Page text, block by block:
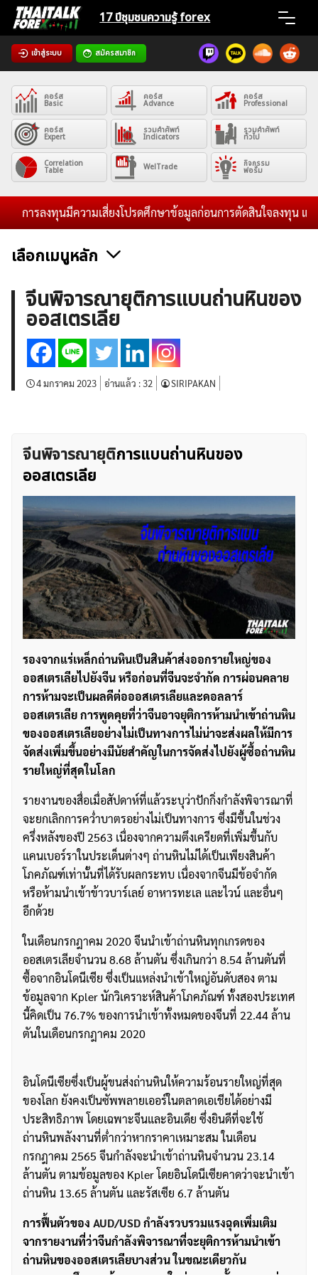
Skip
content
17 ปีชุมชนความรู้ forex
เข้าสู่ระบบ สมัครสมาชิก
Home
News
Articles
VPS Register
ค้นหา
สำหรับ:
คอร์ส
Basic
คอร์ส
Advance
คอร์ส
Professional
คอร์ส
Expert
รวมคำศัพท์
Indicators
รวมคำศัพท์
ทั่วไป
Correlation
Table WelTrade กิจกรรม
ฟอรั่ม
การลงทุนมีความเสี่ยงโปรดศึกษาข้อมูลก่อนการตัดสินใจลงทุน และไ
เลือกเมนูหลัก
ข่าวฟอเร็กซ์และสกุลเงิน คริปโตเคอร์เรนซี
ฟรีซิกแนล รายวัน
บทวิเคราะห์
เศรษฐกิจทั่วไป
สินค้าโภคภัณฑ์
โบรกเกอร์ FX
โปรโมชั่น Forex
กองทุน Forex
ฟรี EA
จีนพิจารณายุติการแบนถ่านหินของ
ออสเตรเลีย
4 มกราคม 2023 อ่านแล้ว :32 SIRIPAKAN
จีนพิจารณายุติการแบนถ่านหินของ
ออสเตรเลีย
รองจากแร่เหล็กถ่านหินเป็นสินค้าส่งออกรายใหญ่ของ
ออสเตรเลียไปยังจีน หรือก่อนที่จีนจะจำกัด การผ่อนคลาย
การห้ามจะเป็นผลดีต่อออสเตรเลียและดอลลาร์
ออสเตรเลีย การพูดคุยที่ว่าจีนอาจยุติการห้ามนำเข้าถ่านหิน
ของออสเตรเลียอย่างไม่เป็นทางการไม่น่าจะส่งผลให้มีการ
จัดส่งเพิ่มขึ้นอย่างมีนัยสำคัญในการจัดส่งไปยังผู้ซื้อถ่านหิน
รายใหญ่ที่สุดในโลก
รายงานของสื่อเมื่อสัปดาห์ที่แล้วระบุว่าปักกิ่งกำลังพิจารณาที่
จะยกเลิกการคว่ำบาตรอย่างไม่เป็นทางการ ซึ่งมีขึ้นในช่วง
ครึ่งหลังของปี 2563 เนื่องจากความตึงเครียดที่เพิ่มขึ้นกับ
แคนเบอร์ราในประเด็นต่างๆ ถ่านหินไม่ได้เป็นเพียงสินค้า
โภคภัณฑ์เท่านั้นที่ได้รับผลกระทบ เนื่องจากจีนมีข้อจำกัด
หรือห้ามนำเข้าข้าวบาร์เลย์ อาหารทะเล และไวน์ และอื่นๆ
อีกด้วย
ในเดือนกรกฎาคม 2020 จีนนำเข้าถ่านหินทุกเกรดของ
ออสเตรเลียจำนวน 8.68 ล้านตัน ซึ่งเกินกว่า 8.54 ล้านตันที่
ซื้อจากอินโดนีเซีย ซึ่งเป็นแหล่งนำเข้าใหญ่อันดับสอง ตาม
ข้อมูลจาก Kpler นักวิเคราะห์สินค้าโภคภัณฑ์ ทั้งสองประเทศ
นี้คิดเป็น 76.7% ของการนำเข้าทั้งหมดของจีนที่ 22.44 ล้าน
ตันในเดือนกรกฎาคม 2020
อินโดนีเซียซึ่งเป็นผู้ขนส่งถ่านหินให้ความร้อนรายใหญ่ที่สุด
ของโลก ยังคงเป็นซัพพลายเออร์ในตลาดเอเชียได้อย่างมี
ประสิทธิภาพ โดยเฉพาะจีนและอินเดีย ซึ่งยินดีที่จะใช้
ถ่านหินพลังงานที่ต่ำกว่าหากราคาเหมาะสม ในเดือน
กรกฎาคม 2565 จีนกำลังจะนำเข้าถ่านหินจำนวน 23.14
ล้านตัน ตามข้อมูลของ Kpler โดยอินโดนีเซียคาดว่าจะนำเข้า
ถ่านหิน 13.65 ล้านตัน และรัสเซีย 6.7 ล้านตัน
การฟื้นตัวของ AUD/USDกำลังรวบรวมแรงฉุดเพิ่มเติม
จากรายงานที่ว่าจีนกำลังพิจารณาที่จะยุติการห้ามนำเข้า
ถ่านหินของออสเตรเลียบางส่วน ในขณะเดียวกัน